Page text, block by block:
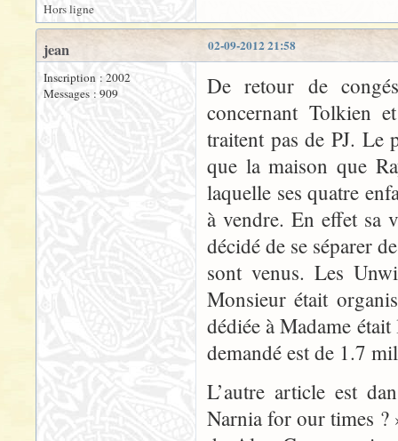
Hors ligne
02-09-2012 21:58
jean
Inscription : 2002
Messages : 909
De retour de
concernant Tolkien
traitent pas de PJ. Le
que la maison que
laquelle ses quatre
à vendre. En effet sa
décidé de se séparer
sont venus. Les
Monsieur était
dédiée à Madame
demandé est de 1.7
L’autre article est
Narnia for our times ?